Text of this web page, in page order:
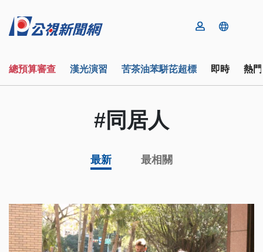
總預算審查 漢光演習 苦茶油苯駢芘超標 即時 熱
#同居人
最新 最相關